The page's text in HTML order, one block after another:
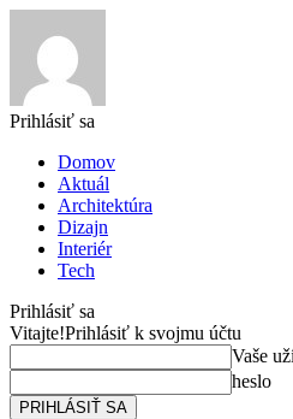
Prihlásiť sa
Domov
Aktuál
Architektúra
Dizajn
Interiér
Tech
Prihlásiť sa
Vitajte!Prihlásiť k svojmu účtu
Vaše
heslo